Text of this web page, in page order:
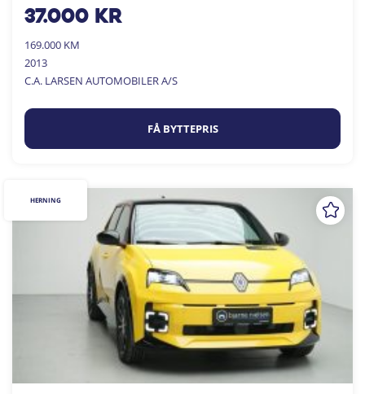
37.000kr
169.000 KM
2013
C.A. LARSEN AUTOMOBILER A/S
FÅ BYTTEPRIS
HERNING